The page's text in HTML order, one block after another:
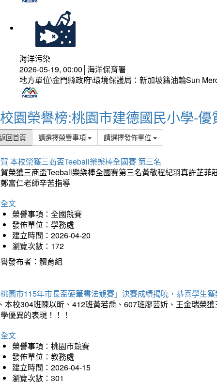
海洋污染
2026-05-19, 00:00│海洋保育署
地方單位\金門縣政府\環境保護局：新加坡籍油輪Sun
校園榮譽榜:桃園市建德國民小學-優
回首頁 請選擇榮譽事項 請選擇發佈單位
本校榮獲三商盃Teeball樂樂棒全國賽 第三名
榮獲三商盃Teeball樂樂棒全國賽第三名黃敬程紀羽真許芷
富仁老師辛苦指導
文
榮譽事項：全國競賽
發佈單位：學務處
建立時間：2026-04-20
瀏覽次數：172
發布者：體育組
園市115年市長盃硬筆書法競賽」決賽成績揭曉，恭喜學生
本校304班陳以昕、412班黃若喬、607班廖芸妡、王金瑞榮
優異的表現！！！
文
榮譽事項：桃園市競賽
發佈單位：教務處
建立時間：2026-04-15
瀏覽次數：301